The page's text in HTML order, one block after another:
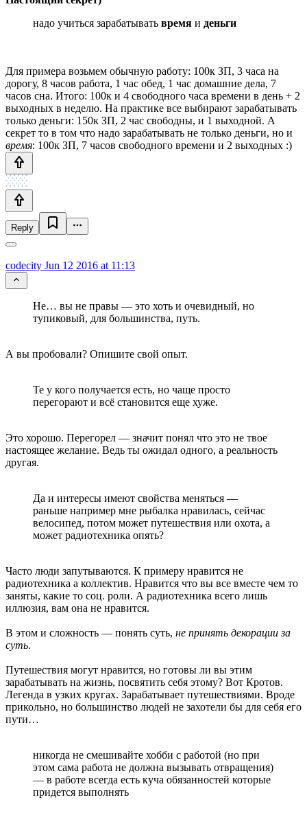
надо учиться зарабатывать время и деньги
Для примера возьмем обычную работу: 100к ЗП, 3 часа на
дорогу, 8 часов работа, 1 час обед, 1 час домашние дела, 7
часов сна. Итого: 100к и 4 свободного часа времени в день + 2
выходных в неделю. На практике все выбирают зарабатывать
только деньги: 150к ЗП, 2 час свободны, и 1 выходной. А
секрет то в том что надо зарабатывать не только деньги, но и
время: 100к ЗП, 7 часов свободного времени и 2 выходных :)
Reply
codecity Jun 12 2016 at 11:13
Не… вы не правы — это хоть и очевидный, но
тупиковый, для большинства, путь.
А вы пробовали? Опишите свой опыт.
Те у кого получается есть, но чаще просто
перегорают и всё становится еще хуже.
Это хорошо. Перегорел — значит понял что это не твое
настоящее желание. Ведь ты ожидал одного, а реальность
другая.
Да и интересы имеют свойства меняться —
раньше например мне рыбалка нравилась, сейчас
велосипед, потом может путешествия или охота, а
может радиотехника опять?
Часто люди запутываются. К примеру нравится не
радиотехника а коллектив. Нравится что вы все вместе чем то
заняты, какие то соц. роли. А радиотехника всего лишь
иллюзия, вам она не нравится.
В этом и сложность — понять суть, не принять декорации за
суть.
Путешествия могут нравится, но готовы ли вы этим
зарабатывать на жизнь, посвятить себя этому? Вот Кротов.
Легенда в узких кругах. Зарабатывает путешествиями. Вроде
прикольно, но большинство людей не захотели бы для себя его
пути…
никогда не смешивайте хобби с работой (но при
этом сама работа не должна вызывать отвращения)
— в работе всегда есть куча обязанностей которые
придется выполнять